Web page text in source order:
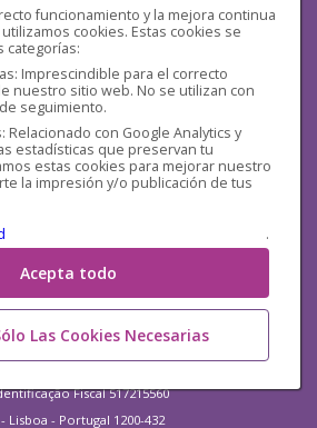
funcionamiento y la mejora continua
cookies. Estas cookies se
categorías:
Imprescindible para el correcto
nuestro sitio web. No se utilizan con
seguimiento.
Relacionado con Google Analytics y
estadísticas que preservan tu
estas cookies para mejorar nuestro
la impresión y/o publicación de tus
.
Acepta todo
Las Cookies Necesarias
Seguridad
sociales
Fiscal 517215560
Lisboa - Portugal 1200-432